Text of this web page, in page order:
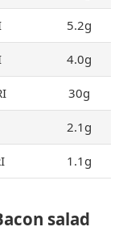
5.2g
4.0g
30g
2.1g
1.1g
salad